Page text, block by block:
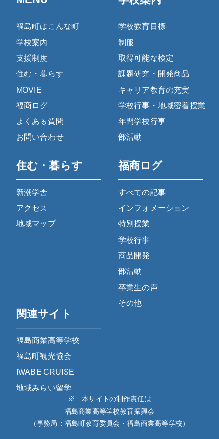
福島町はこんな町
学校案内
支援制度
住む・暮らす
MOVIE
福商ログ
よくある質問
お問い合わせ
学校教育目標
制服
取得可能な検定
課題研究・開発商品
キャリア教育の充実
学校行事・地域密着授業
年間学校行事
部活動
住む・暮らす
新潮学舎
アクセス
地域マップ
福商ログ
すべての記事
インフォメーション
特別授業
学校行事
商品開発
部活動
卒業生の声
その他
関連サイト
福島商業高等学校
福島町観光協会
IWABE CRUISE
地域みらい留学
※ 本サイトの制作責任は
福島商業高等学校教育振興会
（事務局：福島町教育委員会・福島商業高等学校）